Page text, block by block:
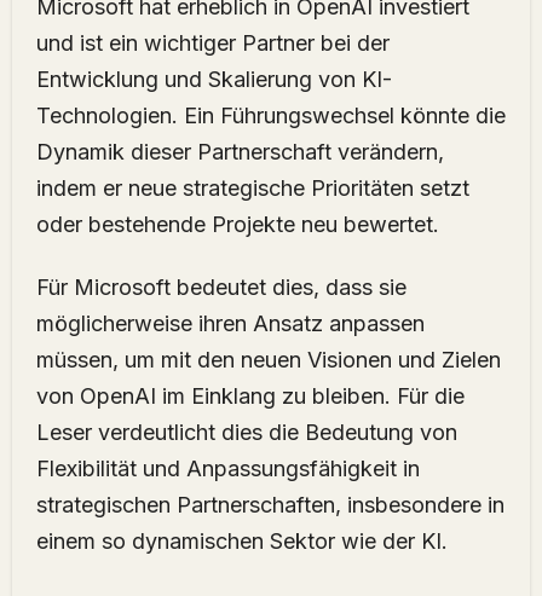
Microsoft hat erheblich in OpenAI investiert
und ist ein wichtiger Partner bei der
Entwicklung und Skalierung von KI-
Technologien. Ein Führungswechsel könnte die
Dynamik dieser Partnerschaft verändern,
indem er neue strategische Prioritäten setzt
oder bestehende Projekte neu bewertet.
Für Microsoft bedeutet dies, dass sie
möglicherweise ihren Ansatz anpassen
müssen, um mit den neuen Visionen und Zielen
von OpenAI im Einklang zu bleiben. Für die
Leser verdeutlicht dies die Bedeutung von
Flexibilität und Anpassungsfähigkeit in
strategischen Partnerschaften, insbesondere in
einem so dynamischen Sektor wie der KI.